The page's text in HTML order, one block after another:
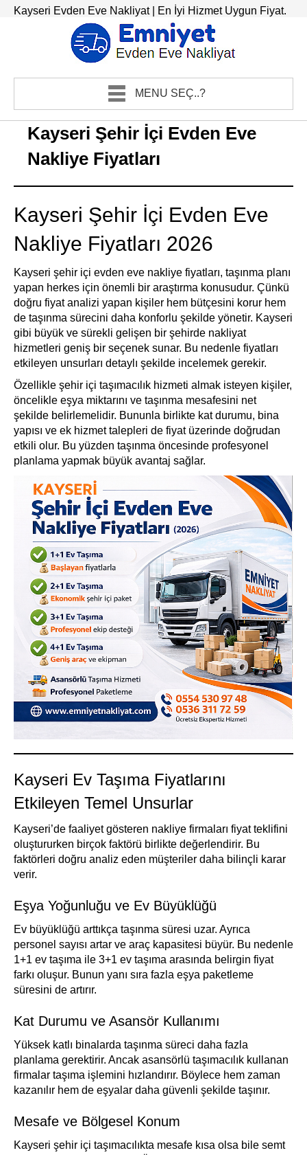
Kayseri Evden Eve Nakliyat | En İyi Hizmet Uygun Fiyat.
MENU SEÇ..?
Kayseri Şehir İçi Evden Eve
Nakliye Fiyatları
Kayseri Şehir İçi Evden Eve
Nakliye Fiyatları 2026
Kayseri şehir içi evden eve nakliye fiyatları, taşınma planı
yapan herkes için önemli bir araştırma konusudur. Çünkü
doğru fiyat analizi yapan kişiler hem bütçesini korur hem
de taşınma sürecini daha konforlu şekilde yönetir. Kayseri
gibi büyük ve sürekli gelişen bir şehirde nakliyat
hizmetleri geniş bir seçenek sunar. Bu nedenle fiyatları
etkileyen unsurları detaylı şekilde incelemek gerekir.
Özellikle şehir içi taşımacılık hizmeti almak isteyen kişiler,
öncelikle eşya miktarını ve taşınma mesafesini net
şekilde belirlemelidir. Bununla birlikte kat durumu, bina
yapısı ve ek hizmet talepleri de fiyat üzerinde doğrudan
etkili olur. Bu yüzden taşınma öncesinde profesyonel
planlama yapmak büyük avantaj sağlar.
Kayseri Ev Taşıma Fiyatlarını
Etkileyen Temel Unsurlar
Kayseri’de faaliyet gösteren nakliye firmaları fiyat teklifini
oluştururken birçok faktörü birlikte değerlendirir. Bu
faktörleri doğru analiz eden müşteriler daha bilinçli karar
verir.
Eşya Yoğunluğu ve Ev Büyüklüğü
Ev büyüklüğü arttıkça taşınma süresi uzar. Ayrıca
personel sayısı artar ve araç kapasitesi büyür. Bu nedenle
1+1 ev taşıma ile 3+1 ev taşıma arasında belirgin fiyat
farkı oluşur. Bunun yanı sıra fazla eşya paketleme
süresini de artırır.
Kat Durumu ve Asansör Kullanımı
Yüksek katlı binalarda taşınma süreci daha fazla
planlama gerektirir. Ancak asansörlü taşımacılık kullanan
firmalar taşıma işlemini hızlandırır. Böylece hem zaman
kazanılır hem de eşyalar daha güvenli şekilde taşınır.
Mesafe ve Bölgesel Konum
Kayseri şehir içi taşımacılıkta mesafe kısa olsa bile semt